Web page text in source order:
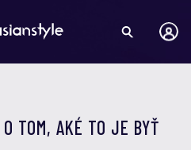
TOM, AKÉ TO JE BYŤ